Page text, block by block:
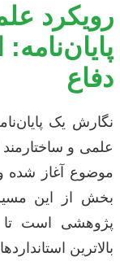
رویکرد
دفاع
نگارش یک
علمی و ساختارمند
موضوع آغاز شده و
بخش از این
پژوهشی است تا
بالاترین